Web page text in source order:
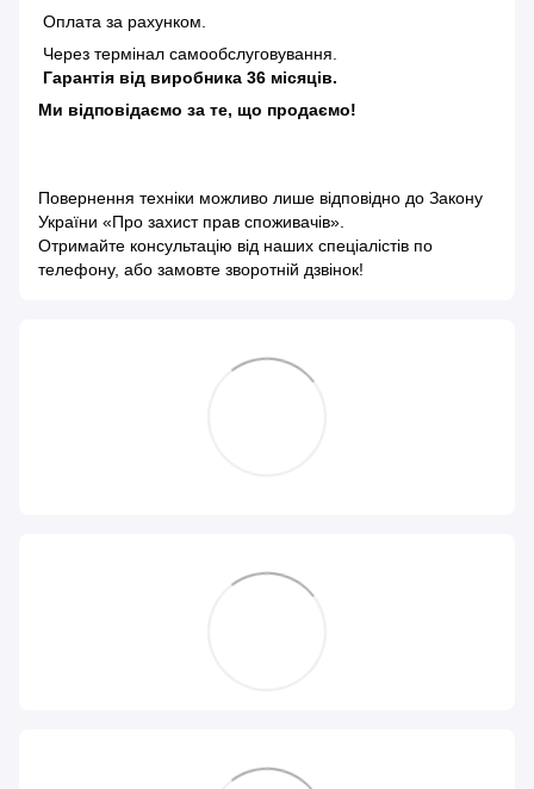
Оплата за рахунком.
Через термінал самообслуговування.
Гарантія від виробника 36 місяців.
Ми відповідаємо за те, що продаємо!
Повернення техніки можливо лише відповідно до Закону
України «Про захист прав споживачів»
Отримайте консультацію від наших спеціалістів по
телефону, або замовте зворотній дзвінок!